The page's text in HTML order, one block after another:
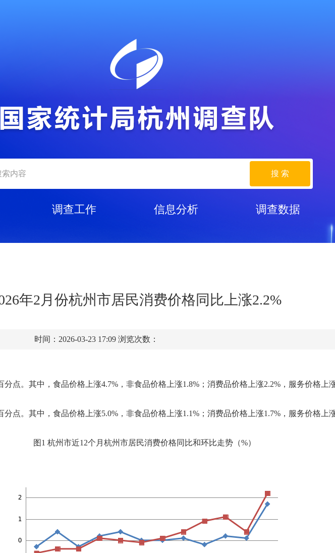
搜 索
调查工作 信息分析 调查数据
年2月份杭州市居民消费价格同比上涨2.2%
时间：2026-03-23 17:09 浏览次数：
分点。其中，食品价格上涨4.7%，非食品价格上涨1.8%；消费品价格上涨2.2% ，服务价格上
分点。其中，食品价格上涨5.0%，非食品价格上涨1.1%；消费品价格上涨1.7%，服务价格上
图 1 杭州市近12个月杭州市居民消费价格同比和环比走势（%）